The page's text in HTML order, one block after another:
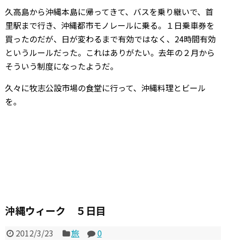
久高島から沖縄本島に帰ってきて、バスを乗り継いで、首
里駅まで行き、沖縄都市モノレールに乗る。１日乗車券を
買ったのだが、日が変わるまで有効ではなく、24時間有効
というルールだった。これはありがたい。去年の２月から
そういう制度になったようだ。
久々に牧志公設市場の食堂に行って、沖縄料理とビール
を。
沖縄ウィーク ５日目
2012/3/23 旅
0